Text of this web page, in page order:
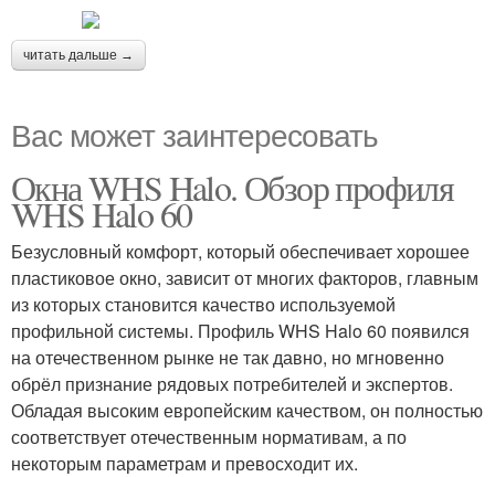
читать дальше →
Вас может заинтересовать
Окна WHS Halo. Обзор профиля
WHS Halo 60
Безусловный комфорт, который обеспечивает хорошее
пластиковое окно, зависит от многих факторов, главным
из которых становится качество используемой
профильной системы. Профиль WHS Halo 60 появился
на отечественном рынке не так давно, но мгновенно
обрёл признание рядовых потребителей и экспертов.
Обладая высоким европейским качеством, он полностью
соответствует отечественным нормативам, а по
некоторым параметрам и превосходит их.